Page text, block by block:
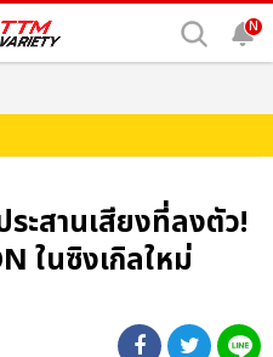
N
ระสานเสียงที่ลงตัว!
ในซิงเกิลใหม่